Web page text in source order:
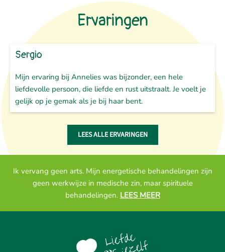
Ervaringen
Sergio
Mijn ervaring bij Annelies was bijzonder, een hele
liefdevolle persoon, die liefde en rust uitstraalt. Je voelt je
gelijk op je gemak als je bij haar bent.
LEES ALLE ERVARINGEN
Ik vervang geen arts. Mijn energetische behandelingen zijn
geen werkwijze in medische zin, maar spirituele
behandelingen. LEES MEER